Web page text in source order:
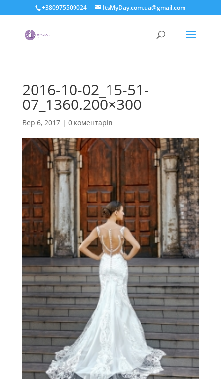
+380975509024 ItsMyDay.com.ua@gmail.com
2016-10-02_15-51-
07_1360.200×300
Вер 6, 2017| 0 коментарів